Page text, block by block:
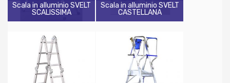
Scala in alluminio SVELT
SCALISSIMA
Scala in alluminio SVELT
CASTELLANA